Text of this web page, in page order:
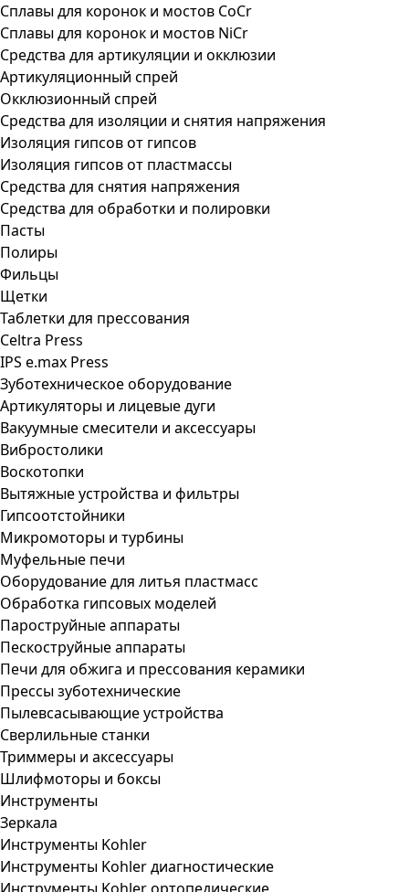
Сплавы для коронок и мостов CoCr
Сплавы для коронок и мостов NiCr
Средства для артикуляции и окклюзии
Артикуляционный спрей
Окклюзионный спрей
Средства для изоляции и снятия напряжения
Изоляция гипсов от гипсов
Изоляция гипсов от пластмассы
Средства для снятия напряжения
Средства для обработки и полировки
Пасты
Полиры
Фильцы
Щетки
Таблетки для прессования
Celtra Press
IPS e.max Press
Зуботехническое оборудование
Артикуляторы и лицевые дуги
Вакуумные смесители и аксессуары
Вибростолики
Воскотопки
Вытяжные устройства и фильтры
Гипсоотстойники
Микромоторы и турбины
Муфельные печи
Оборудование для литья пластмасс
Обработка гипсовых моделей
Пароструйные аппараты
Пескоструйные аппараты
Печи для обжига и прессования керамики
Прессы зуботехнические
Пылевсасывающие устройства
Сверлильные станки
Триммеры и аксессуары
Шлифмоторы и боксы
Инструменты
Зеркала
Инструменты Kohler
Инструменты Kohler диагностические